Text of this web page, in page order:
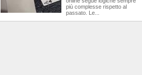
più complesse rispetto al
passato. Le...